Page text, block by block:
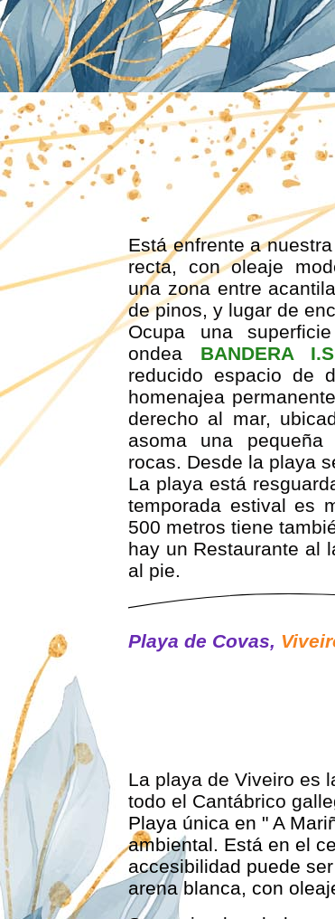
PLAYA DE SAN ROMAN 1
PLAYA SAN ROMÁN 2
Está enfrente a
recta, con oleaje
una zona entre
de pinos, y lugar de
Ocupa una
ondea BANDERA
reducido espacio de
homenajea
derecho al mar,
asoma una
rocas. Desde la playa
La playa está
temporada estival es
500 metros tiene
hay un Restaurante al
al pie.
Playa de Covas,
La playa de Viveiro es
todo el Cantábrico
Playa única en " A
ambiental. Está en el
accesibilidad puede
arena blanca, con